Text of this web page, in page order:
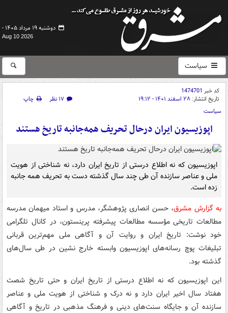
دوشنبه ۱۹ مرداد ۱۴۰۵ -
Aug 10 2026
سیاست
کد خبر 1474701
تاریخ انتشار: ۲۸ اسفند ۱۴۰۱ - ۱۹:۱۲ ۱۷ نظر
چاپ
سیاست
اپوزیسیون ایران درحال تحریف همه‌جانبه تاریخ هستند
اپوزیسیون که نه اطلاع درستی از تاریخ ایران دارد، نه شناختی از هویت
ملی و عناصر سازنده آن طی چند سال گذشته دست به تحریف همه جانبه
زده است.
به گزارش مشرق، حسن انصاری پژوهشگر، مدرس و استاد میهمان مدرسه
مطالعات تاریخی مؤسسه مطالعات پیشرفته پرینستون، در کانال تلگرامی
خود نوشت: تاریخ ایران و روایت آن و آگاهی ملی مهم‌ترین قربانی
تبلیغات پوچ رسانه‌های اپوزیسیون وابسته خارج نشین در طی سال‌های
گذشته بود.
این اپوزیسیون که نه اطلاع درستی از تاریخ ایران و حتی تاریخ شصت
هفتاد سال اخیر ایران دارد و نه درک و شناختی از هویت ملی و عناصر
سازنده آن و جایگاه سنت‌های دینی و فرهنگ مذهبی در تاریخ و آگاهی